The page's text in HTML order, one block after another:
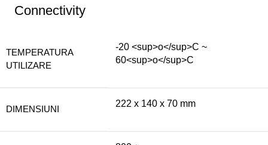
Connectivity
TEMPERATURA
UTILIZARE
-20 <sup>o</sup>C ~
60<sup>o</sup>C
DIMENSIUNI
222 x 140 x 70 mm